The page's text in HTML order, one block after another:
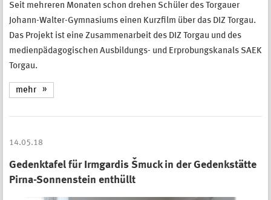
Seit mehreren Monaten schon drehen Schüler des Torgauer
Johann-Walter-Gymnasiums einen Kurzfilm über das DIZ Torgau.
Das Projekt ist eine Zusammenarbeit des DIZ Torgau und des
medienpädagogischen Ausbildungs- und Erprobungskanals SAEK
Torgau.
mehr
14.05.18
Gedenktafel für Irmgardis Šmuck in der Gedenkstätte
Pirna-Sonnenstein enthüllt